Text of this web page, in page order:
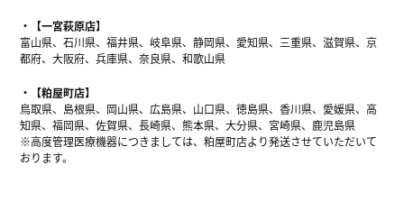
【一宮萩原店】
富山県、石川県、福井県、岐阜県、静岡県、愛知県、三重県、滋賀県、京
都府、大阪府、兵庫県、奈良県、和歌山県
【粕屋町店】
鳥取県、島根県、岡山県、広島県、山口県、徳島県、香川県、愛媛県、高
知県、福岡県、佐賀県、長崎県、熊本県、大分県、宮崎県、鹿児島県
※高度管理医療機器につきましては、粕屋町店より発送させていただいて
おります。